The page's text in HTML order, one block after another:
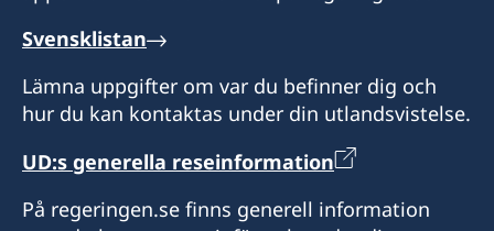
Svensklistan
Lämna uppgifter om var du befinner dig och
hur du kan kontaktas under din utlandsvistelse.
UD:s generella reseinformation
På regeringen.se finns generell information